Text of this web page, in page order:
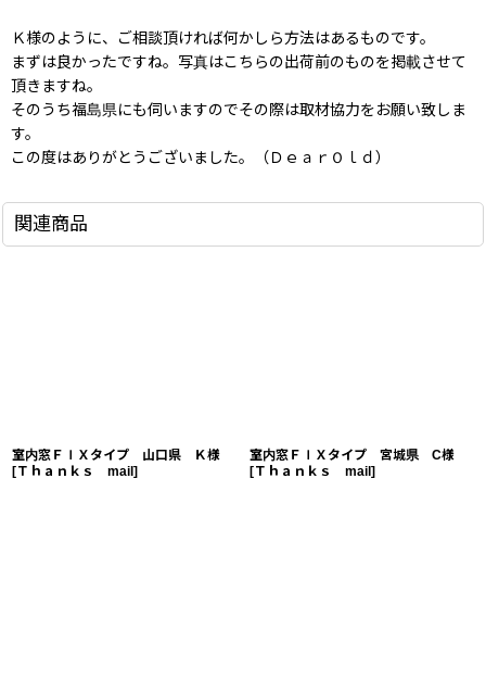
Ｋ様のように、ご相談頂ければ何かしら方法はあるものです。
まずは良かったですね。写真はこちらの出荷前のものを掲載させて
頂きますね。
そのうち福島県にも伺いますのでその際は取材協力をお願い致しま
す。
この度はありがとうございました。（ＤｅａｒＯｌｄ）
関連商品
室内窓ＦＩＸタイプ 山口県 Ｋ様
[Ｔｈａｎｋｓ mail ]
室内窓ＦＩＸタイプ 宮城県 C様
[Ｔｈａｎｋｓ mail ]